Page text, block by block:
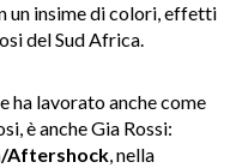
un insime di colori, effetti
del Sud Africa.
ha lavorato anche come
è anche Gia Rossi:
Aftershock, nella